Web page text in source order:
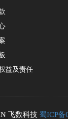
益及责任
飞数科技 蜀ICP备